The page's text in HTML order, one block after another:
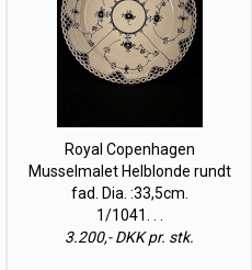
Royal Copenhagen
Musselmalet Helblonde rundt
fad. Dia. :33,5cm.
1/1041. . .
3.200,- DKK pr. stk.